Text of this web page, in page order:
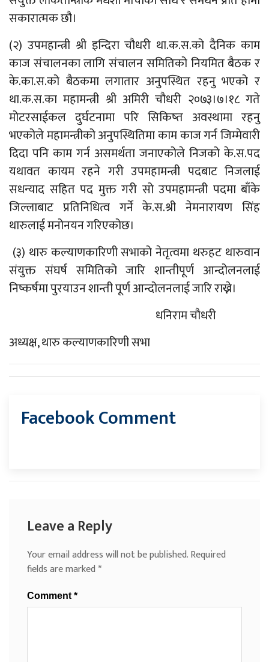
सकारात्मक छौ।
(२) उपमहान्त्री श्री इन्दिरा चौधरी था.क.स.को दैनिक काम
काज संचालनका लागि संचालन समितिको नियमित बैठक र
के.का.स.को बैठकमा लगातार अनुपस्थित रहनु भएको र
था.क.स.का महामन्त्री श्री अमिरी चौधरी २०७३।७।१८ गते
मोटरसाईकल दुर्घटनामा परि सिकिष्त अवस्थामा रहनु
भएकोले महामन्त्रीको अनुपस्थितिमा काम काज गर्न जिम्मेवारी
दिदा पनि काम गर्न असमर्थता जनाएकोले निजको के.स.पद
यथावत कायम रहने गरी उपमहामन्त्री पदबाट निजलाई
सधन्याद सहित पद मुक्त गरी सो उपमहामन्त्री पदमा बाँके
जिल्लाबाट प्रतिनिधित्व गर्ने के.स.श्री नेमनारायण सिंह
थारुलाई मनोनयन गरिएकोछ।
(३) थारु कल्याणकारिणी सभाको नेतृत्वमा थरुहट थारुवान
संयुक्त संघर्ष समितिको जारि शान्तीपूर्ण आन्दोलनलाई
निष्कर्षमा पुरयाउन शान्ती पूर्ण आन्दोलनलाई जारि राख्ने।
धनिराम चौधरी
अध्यक्ष, थारु कल्याणकारिणी सभा
Facebook Comment
Leave a Reply
Your email address will not be published.Required
fields are marked*
Comment *